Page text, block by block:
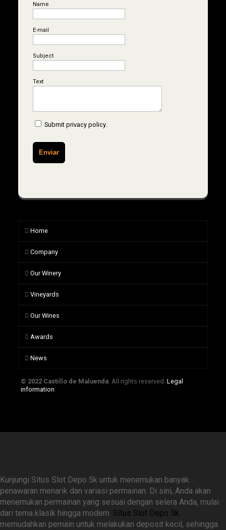
Name
E-mail
Subject
Text
Submit privacy policy.
Home
Company
Our Winery
Vineyards
Our Wines
Awards
News
© 2022 Castillo de Maluenda. All rights reserved. Legal
information
Kunjungi Situs Slot Depo 5k untuk menemukan banyak
penawaran menarik dan variasi permainan. Di sini, Anda akan
menemukan permainan yang sesuai dengan selera Anda, mulai
dari tema klasik hingga modern. Situs Slot Depo 5k
memudahkan pemain untuk melakukan deposit kecil, sehingga